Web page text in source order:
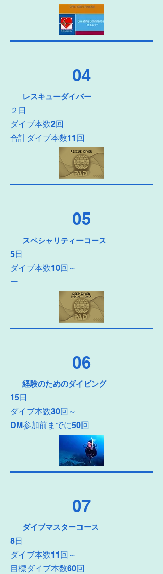
04
レスキューダイバー
２日
​ダイブ本数2回
合計ダイブ本数11回
05
​スペシャリティーコース
5日
​ダイブ本数10回～
ー
06
​経験のためのダイビング
15日
​ダイブ本数30回～
DM参加前までに50回
07
ダイブマスターコース
8日
​ダイブ本数11 回～
目標ダイブ本数60回